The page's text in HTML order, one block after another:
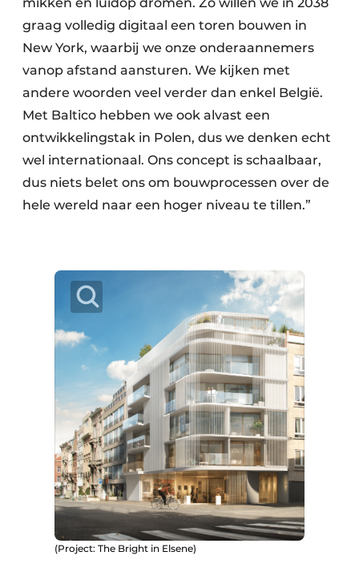
graag volledig digitaal een toren bouwen in
New York, waarbij we onze onderaannemers
vanop afstand aansturen. We kijken met
andere woorden veel verder dan enkel België.
Met Baltico hebben we ook alvast een
ontwikkelingstak in Polen, dus we denken echt
wel internationaal. Ons concept is schaalbaar,
dus niets belet ons om bouwprocessen over de
hele wereld naar een hoger niveau te tillen.”
(Project: The Bright in Elsene)